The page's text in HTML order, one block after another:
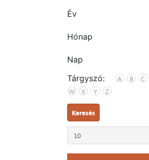
Év
Hónap
Nap
Tárgyszó:
A B C
W
X Y Z
Keresés